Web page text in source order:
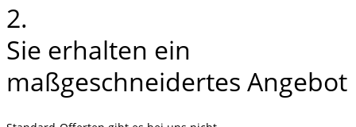
2.
Sie erhalten ein
maßgeschneidertes Angebot